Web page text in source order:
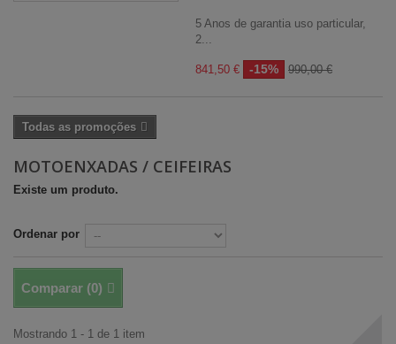
5 Anos de garantia uso particular,
2...
841,50 € -15% 990,00 €
Todas as promoções
MOTOENXADAS / CEIFEIRAS
Existe um produto.
Ordenar por
Comparar (0)
Mostrando 1 - 1 de 1 item